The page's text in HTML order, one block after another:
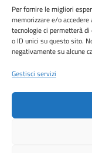
Per fornire le migliori
memorizzare e/o
tecnologie ci permetterà
o ID unici su questo sito.
negativamente su alcune
Gestisci servizi
Metodi